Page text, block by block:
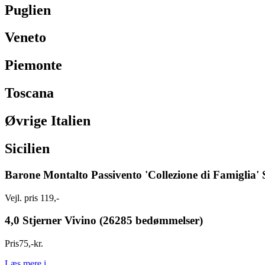
Puglien
Veneto
Piemonte
Toscana
Øvrige Italien
Sicilien
Barone Montalto Passivento 'Collezione di Famiglia'
Vejl. pris 119,-
4,0 Stjerner Vivino (26285 bedømmelser)
Pris75,-kr.